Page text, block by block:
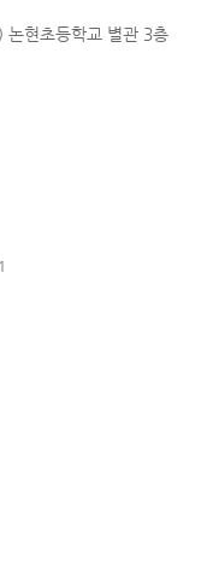
현초등학교 별관 3층